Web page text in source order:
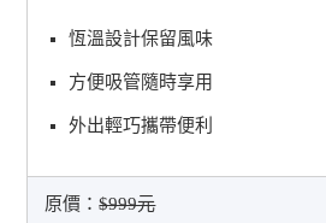
恆溫設計保留風味
方便吸管隨時享用
外出輕巧攜帶便利
原價：$999元